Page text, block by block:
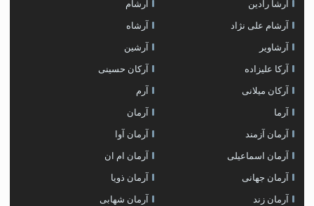
آرشا رادین آرشام
آرشام علی نژاد آرشاه
آرشاویر آرشین
آرکا علیزاده آرکان حسینی
آرکان میلانی آرم
آرما آرمان
آرمان آزمند آرمان آوا
آرمان اسماعیلی آرمان ام ان
آرمان جهانی آرمان ذویا
آرمان زند آرمان شهابی